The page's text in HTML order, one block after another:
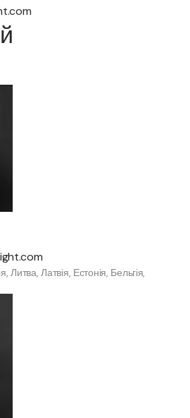
Литва, Латвія, Естонія, Бельгія,